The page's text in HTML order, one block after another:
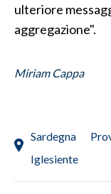
ulteriore
aggregazione".
Miriam Cappa
Sardegna
Iglesiente